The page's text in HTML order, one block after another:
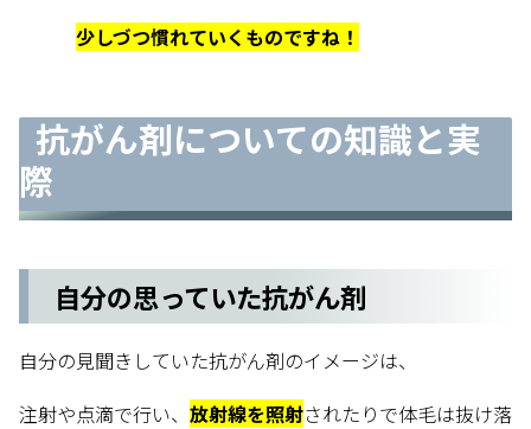
少しづつ慣れていくものですね！
抗がん剤についての知識と実
際
自分の思っていた抗がん剤
自分の見聞きしていた抗がん剤のイメージは、
注射や点滴で行い、 放射線を照射されたりで体毛は抜け落